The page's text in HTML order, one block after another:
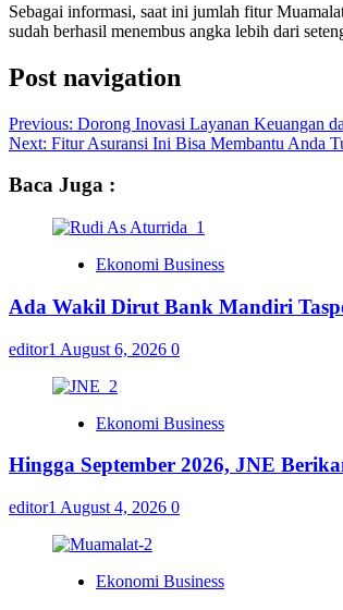
Sebagai informasi, saat ini jumlah fitur
sudah berhasil menembus angka lebih dari
Post navigation
Previous: Dorong Inovasi Layanan Keuangan
Next: Fitur Asuransi Ini Bisa Membantu Anda
Baca Juga :
Ekonomi Business
Ada Wakil Dirut Bank Mandiri
editor1 August 6, 2026 0
Ekonomi Business
Hingga September 2026, JNE
editor1 August 4, 2026 0
Ekonomi Business